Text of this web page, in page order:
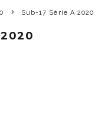
Sub-17 Série A 2020
2020